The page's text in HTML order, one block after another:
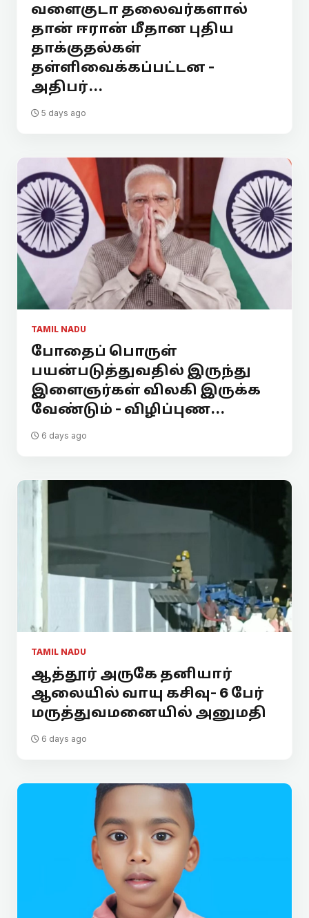
வளைகுடா தலைவர்களால்
தான் ஈரான் மீதான புதிய
தாக்குதல்கள்
தள்ளிவைக்கப்பட்டன -
அதிபர்...
5 days ago
TAMIL NADU
போதைப் பொருள்
பயன்படுத்துவதில் இருந்து
இளைஞர்கள் விலகி இருக்க
வேண்டும் - விழிப்புண...
6 days ago
TAMIL NADU
ஆத்தூர் அருகே தனியார்
ஆலையில் வாயு கசிவு- 6 பேர்
மருத்துவமனையில் அனுமதி
6 days ago